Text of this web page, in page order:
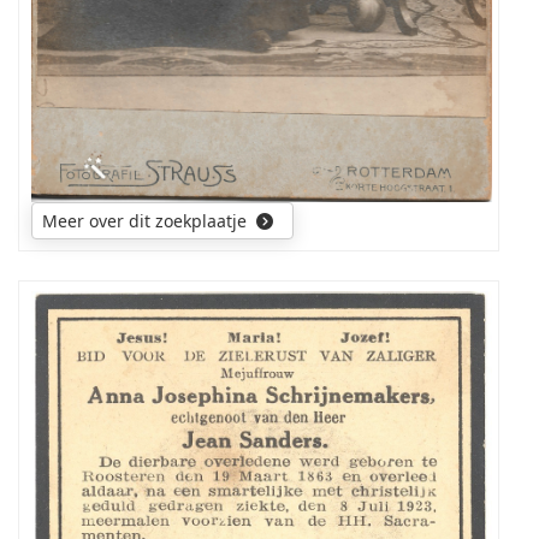
Meer over dit zoekplaatje
zoek
een
foto
van
mijn
overgrootmoeder
(Jo)anna
Josepha